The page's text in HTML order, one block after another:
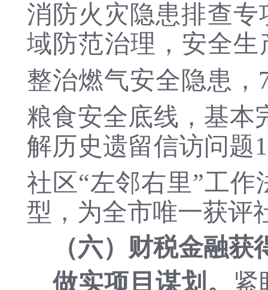
消防火灾隐患排查专
域防范治理， 安全生
整治燃气安全隐患，
粮食安全底线，基本
解历史遗留信访问题
社区“左邻右里”工作
型，为全市唯一获评
（六）财税金融获
做实项目谋划。 紧